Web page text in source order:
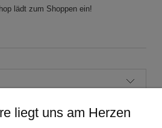
lädt zum Shoppen ein!
Zahlungskosten nicht enthalten
0,00 €
liegt uns am Herzen